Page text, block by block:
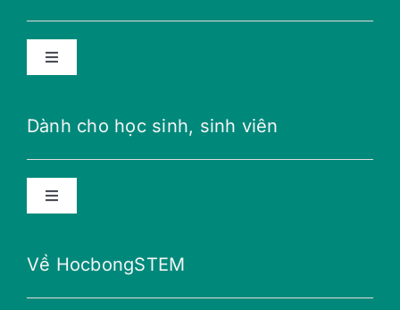
Toggle
Học bổng THPT
Học bổng Merali
Dành cho học sinh, sinh viên
Toggle
Nữ giới với STEM
Về HocbongSTEM